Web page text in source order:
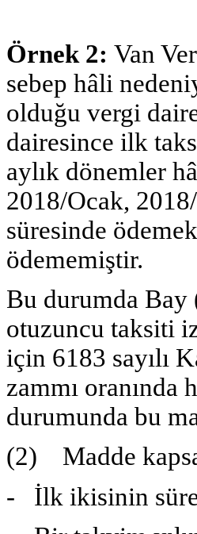
Örnek 2: Van
sebep hâli
olduğu vergi
dairesince ilk
aylık dönemler
2018/Ocak,
süresinde
ödememiştir.
Bu durumda Bay
otuzuncu taksiti
için 6183 sayılı
zammı oranında
durumunda bu
(2) Madde
- İlk ikisinin